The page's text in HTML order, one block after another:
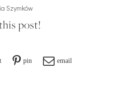
Szymków
post!
pin email